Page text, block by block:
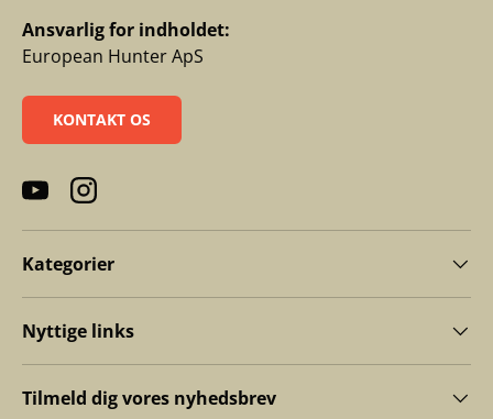
Ansvarlig for indholdet:
European Hunter ApS
KONTAKT OS
YouTubeInstagram
Kategorier
Nyttige links
Tilmeld dig vores nyhedsbrev